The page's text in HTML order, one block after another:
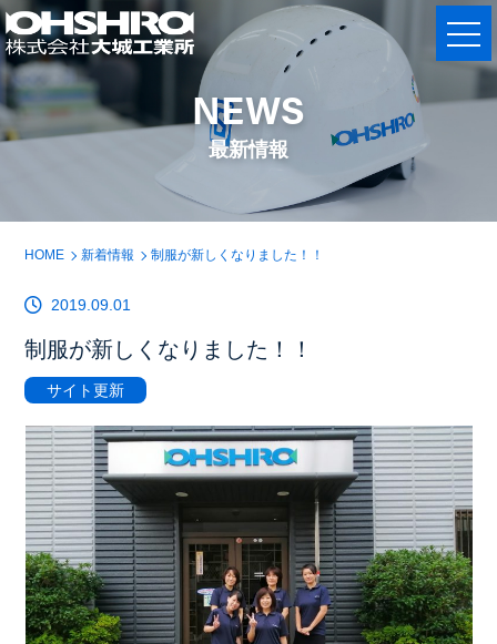
NEWS
最新情報
HOME 新着情報 制服が新しくなりました！！
2019.09.01
制服が新しくなりました！！
サイト更新